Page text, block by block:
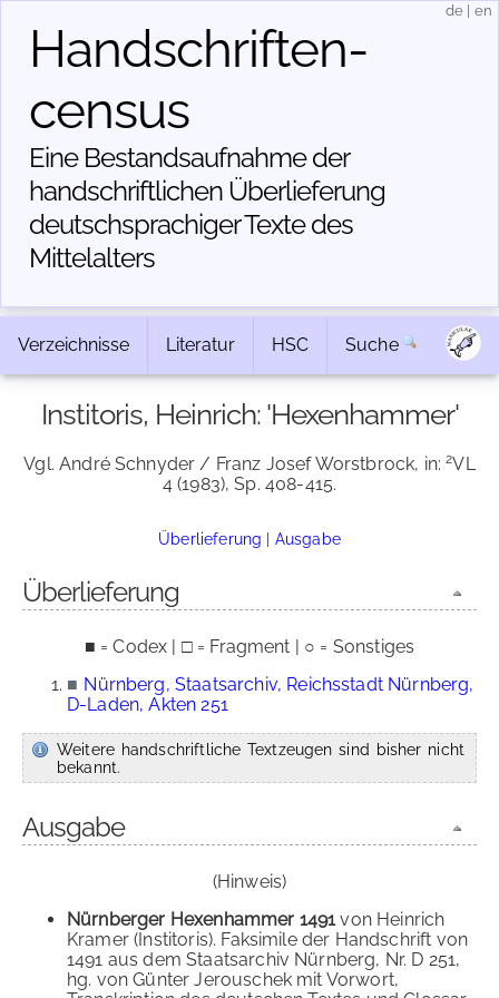
Handschriften­
census
Eine Bestandsaufnahme der
handschriftlichen Über­lieferung
deutschsprachiger Texte des
Mittelalters
de en
Verzeichnisse Literatur HSC Suche
Institoris, Heinrich: 'Hexenhammer'
Vgl. André Schnyder / Franz Josef Worstbrock, in:2VL
4 (1983), Sp. 408-415.
Überlieferung | Ausgabe
Überlieferung
■ = Codex | □ = Fragment | ○ = Sonstiges
■ Nürnberg, Staatsarchiv, Reichsstadt Nürnberg,
D-Laden, Akten 251
Weitere handschriftliche Textzeugen sind bisher nicht
bekannt.
Ausgabe
(Hinweis)
Nürnberger Hexenhammer 1491von Heinrich
Kramer (Institoris). Faksimile der Handschrift von
1491 aus dem Staatsarchiv Nürnberg, Nr. D 251,
hg. von Günter Jerouschek mit Vorwort,